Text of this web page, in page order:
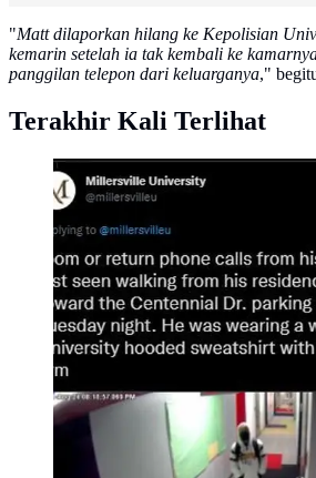
"Matt dilaporkan hilang ke Kepolisian
kemarin setelah ia tak kembali ke
panggilan telepon dari keluarganya,"
Terakhir Kali Terlihat